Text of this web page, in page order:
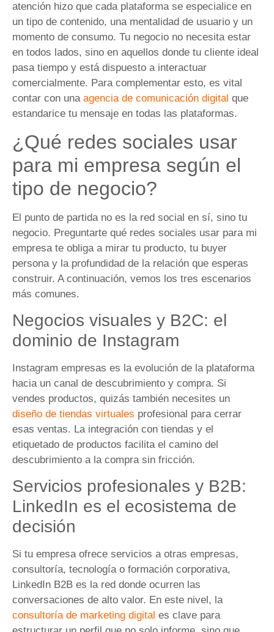
atención hizo que cada plataforma se especialice en
un tipo de contenido, una mentalidad de usuario y un
momento de consumo. Tu negocio no necesita estar
en todos lados, sino en aquellos donde tu cliente ideal
pasa tiempo y está dispuesto a interactuar
comercialmente. Para complementar esto, es vital
contar con una agencia de comunicación digital que
estandarice tu mensaje en todas las plataformas.
¿Qué redes sociales usar
para mi empresa según el
tipo de negocio?
El punto de partida no es la red social en sí, sino tu
negocio. Preguntarte qué redes sociales usar para mi
empresa te obliga a mirar tu producto, tu buyer
persona y la profundidad de la relación que esperas
construir. A continuación, vemos los tres escenarios
más comunes.
Negocios visuales y B2C: el
dominio de Instagram
Instagram empresas es la evolución de la plataforma
hacia un canal de descubrimiento y compra. Si
vendes productos, quizás también necesites un
diseño de tiendas virtuales profesional para cerrar
esas ventas. La integración con tiendas y el
etiquetado de productos facilita el camino del
descubrimiento a la compra sin fricción.
Servicios profesionales y B2B:
LinkedIn es el ecosistema de
decisión
Si tu empresa ofrece servicios a otras empresas,
consultoría, tecnología o formación corporativa,
LinkedIn B2B es la red donde ocurren las
conversaciones de alto valor. En este nivel, la
consultoría de marketing digital es clave para